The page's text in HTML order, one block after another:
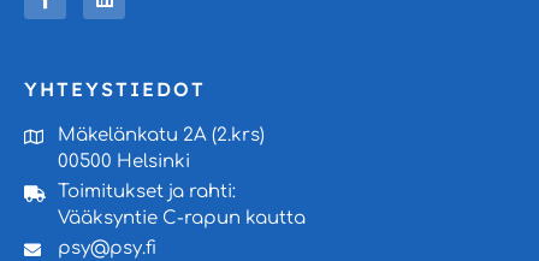
YHTEYSTIEDOT
Mäkelänkatu 2A (2.krs)
00500 Helsinki
Toimitukset ja rahti:
Vääksyntie C-rapun kautta
psy@psy.fi